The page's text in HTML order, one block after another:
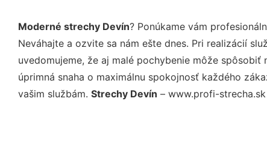
Moderné strechy Devín? Ponúkame vám
Neváhajte a ozvite sa nám ešte dnes. Pri realizácií
uvedomujeme, že aj malé pochybenie môže
úprimná snaha o maximálnu spokojnosť každého
vašim službám. Strechy Devín – www.profi-